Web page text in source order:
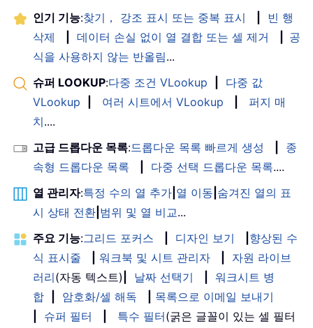
인기 기능:찾기， 강조 표시 또는 중복 표시
빈 행
삭제
데이터 손실 없이 열 결합 또는 셀 제거
공
식을 사용하지 않는 반올림...
슈퍼 LOOKUP:다중 조건 VLookup
다중 값
VLookup
여러 시트에서 VLookup
퍼지 매
치....
고급 드롭다운 목록:드롭다운 목록 빠르게 생성
종
속형 드롭다운 목록
다중 선택 드롭다운 목록....
열 관리자:특정 수의 열 추가 열 이동 숨겨진 열의 표
시 상태 전환 범위 및 열 비교...
주요 기능:그리드 포커스 디자인 보기
향상된 수
식 표시줄
워크북 및 시트 관리자
자원 라이브
러리(자동 텍스트) 날짜 선택기
워크시트 병
합
암호화/셀 해독
목록으로 이메일 보내기
슈퍼 필터 특수 필터(굵은 글꼴이 있는 셀 필터